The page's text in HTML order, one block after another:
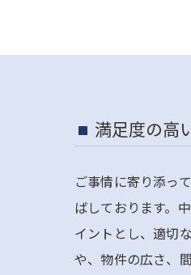
満足度の高
ご事情に寄り添っ
ばしております。
イントとし、適切
や、物件の広さ、